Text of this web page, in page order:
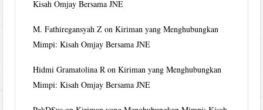
Kisah Omjay Bersama JNE
M. Fathiregansyah Z onKiriman yang Menghubungkan
Mimpi: Kisah Omjay Bersama JNE
Hidmi Gramatolina R onKiriman yang Menghubungkan
Mimpi: Kisah Omjay Bersama JNE